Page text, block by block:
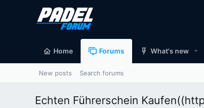
Home Forums What's new
New posts Search forums
Echten Führerschein